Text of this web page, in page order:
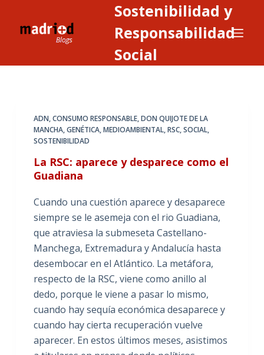
Sostenibilidad y
Responsabilidad
Social
ADN,CONSUMO RESPONSABLE,DON QUIJOTE DE LA
MANCHA,GENÉTICA,MEDIOAMBIENTAL,RSC,SOCIAL,
SOSTENIBILIDAD
La RSC: aparece y desparece como el
Guadiana
Cuando una cuestión aparece y desaparece
siempre se le asemeja con el rio Guadiana,
que atraviesa la submeseta Castellano-
Manchega, Extremadura y Andalucía hasta
desembocar en el Atlántico. La metáfora,
respecto de la RSC, viene como anillo al
dedo, porque le viene a pasar lo mismo,
cuando hay sequía económica desaparece y
cuando hay cierta recuperación vuelve
aparecer. En estos últimos meses, asistimos